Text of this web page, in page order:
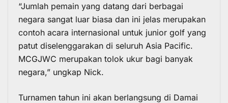
“Jumlah pemain yang datang dari berbagai
negara sangat luar biasa dan ini jelas merupakan
contoh acara internasional untuk junior golf yang
patut diselenggarakan di seluruh Asia Pacific.
MCGJWC merupakan tolok ukur bagi banyak
negara,” ungkap Nick.
Turnamen tahun ini akan berlangsung di Damai